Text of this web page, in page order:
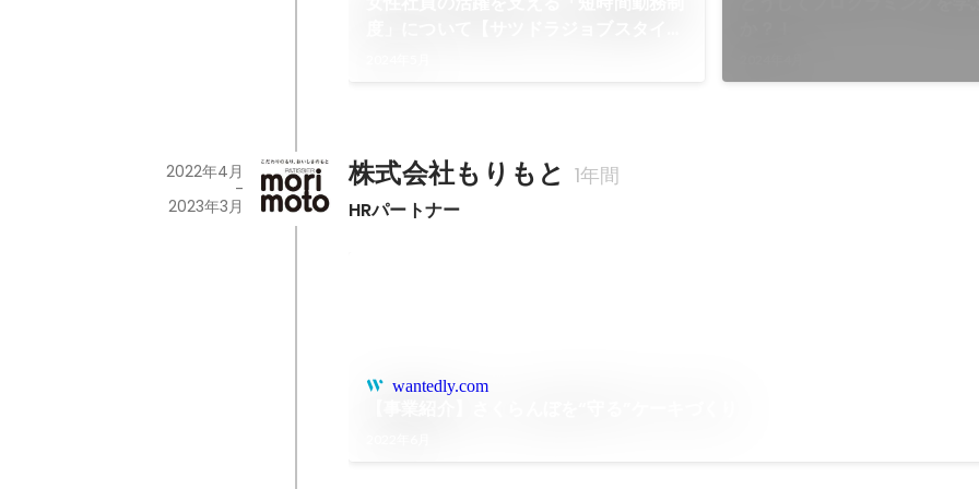
株式会社もりもと 1年間
HRパートナー
2022年4月
-
2023年3月
wantedly.com